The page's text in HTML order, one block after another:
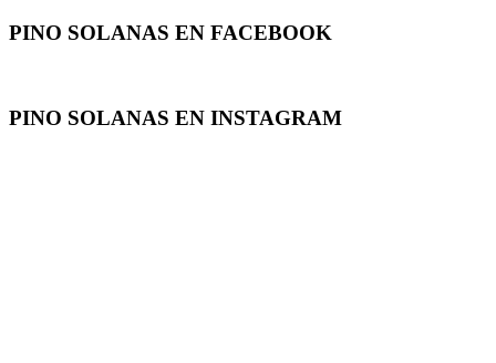
PINO SOLANAS EN FACEBOOK
PINO SOLANAS EN INSTAGRAM